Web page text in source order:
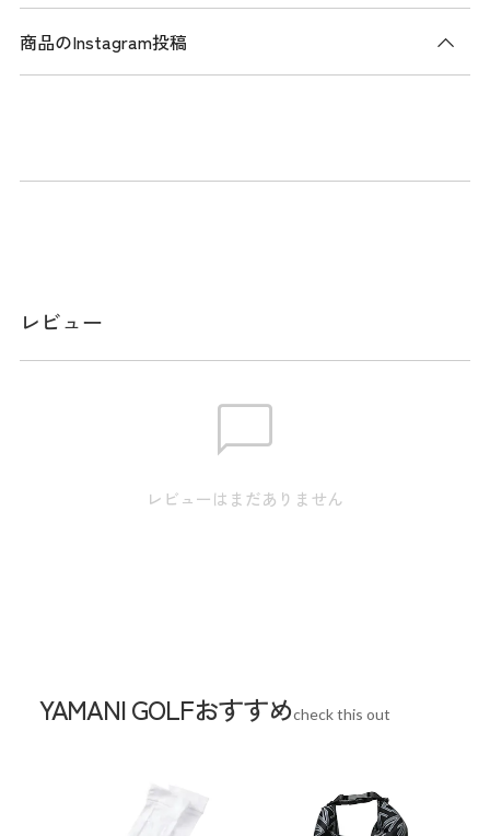
商品説明
ァスナーポケットを配し、ゴルフ時や移動時にも便利な収納
※ご使用のモニター環境により、色の見え方に差が生じる場
合がございます。
※実寸のため、商品タグのサイズ表記（目安）とは異なりま
下:75cm
【XXL】裾幅:18cm / ウエスト:94cm / 股上:27.5cm / 股
商品のInstagram投稿
レビュー
レビューはまだありません
YAMANI GOLFおすすめcheck this out